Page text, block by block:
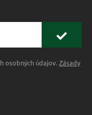
osobných údajov.Zásady